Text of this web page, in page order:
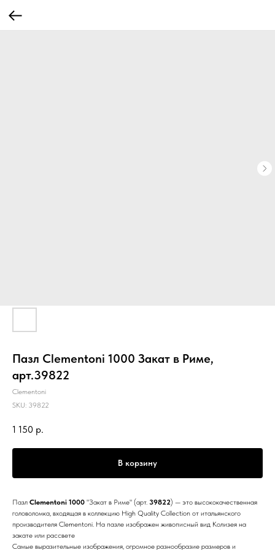
Пазл Clementoni 1000 Закат в Риме,
арт.39822
Clementoni
SKU: 39822
1 150 р.
В корзину
Пазл Clementoni 1000 "Закат в Риме" (арт. 39822) — это высококачественная
головоломка, входящая в коллекцию High Quality Collection от итальянского
производителя Clementoni. На пазле изображен живописный вид Колизея на
закате или рассвете
Самые выразительные изображения, огромное разнообразие размеров и